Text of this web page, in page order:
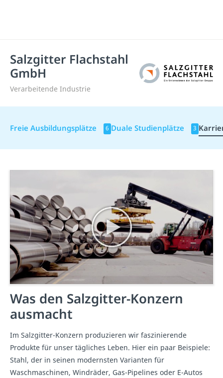
Salzgitter Flachstahl
GmbH
Verarbeitende Industrie
Freie Ausbildungsplätze 6 Duale Studienplätze 3
Was den Salzgitter-Konzern
ausmacht
Im Salzgitter-Konzern produzieren wir faszinierende
Produkte für unser tägliches Leben. Hier ein paar Beispiele:
Stahl, der in seinen modernsten Varianten für
Waschmaschinen, Windräder, Gas-Pipelines oder E-Autos